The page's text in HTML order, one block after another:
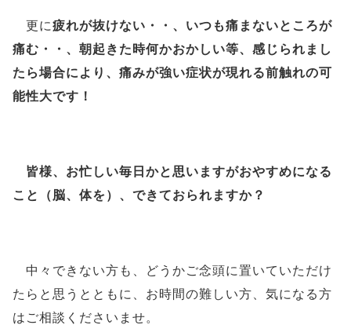
更に疲れが抜けない・・、いつも痛まないところが
痛む・・、朝起きた時何かおかしい等、感じられまし
たら場合により、痛みが強い症状が現れる前触れの可
能性大です！
皆様、お忙しい毎日かと思いますがおやすめになる
こと（脳、体を）、できておられますか？
中々できない方も、どうかご念頭に置いていただけ
たらと思うとともに、お時間の難しい方、気になる方
はご相談くださいませ。